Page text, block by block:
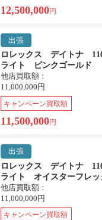
12,500,000円
出張
ロレックス デイトナ
ライト ピンクゴールド
他店買取額：
11,000,000円
キャンペーン買取額
11,500,000円
出張
ロレックス デイトナ
ライト オイスターフレッ
他店買取額：
11,000,000円
キャンペーン買取額